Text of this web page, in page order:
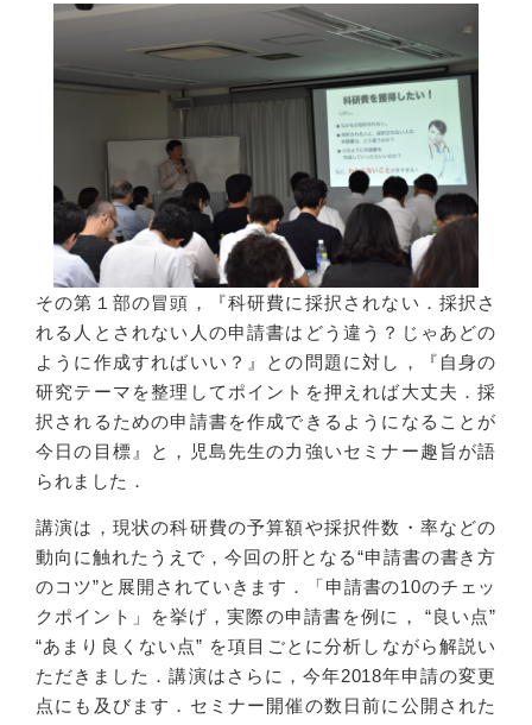
その第１部の冒頭，『科研費に採択されない．採択さ
れる人とされない人の申請書はどう違う？じゃあどの
ように作成すればいい？』との問題に対し，『自身の
研究テーマを整理してポイントを押えれば大丈夫．採
択されるための申請書を作成できるようになることが
今日の目標』と，児島先生の力強いセミナー趣旨が語
られました．
講演は，現状の科研費の予算額や採択件数・率などの
動向に触れたうえで，今回の肝となる“申請書の書き方
のコツ”と展開されていきます．「申請書の10のチェッ
クポイント」を挙げ，実際の申請書を例に， “良い点”
“あまり良くない点” を項目ごとに分析しながら解説い
ただきました．講演はさらに，今年2018年申請の変更
点にも及びます．セミナー開催の数日前に公開された